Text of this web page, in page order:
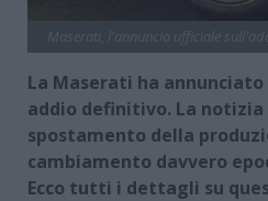
La Maserati ha
addio definitivo. La
spostamento della
cambiamento davvero
Ecco tutti i dettagli su